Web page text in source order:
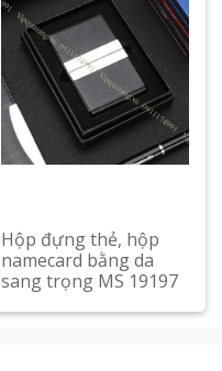
Hộp đựng thẻ, hộp
namecard bằng da
sang trọng MS 19197
Xem chi tiết